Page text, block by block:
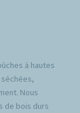
à hautes
Nous
de bois durs